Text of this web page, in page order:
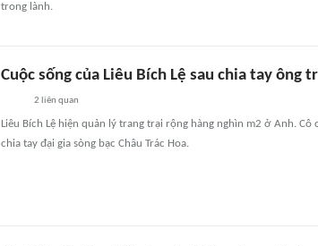
trong lành.
Cuộc sống của Liêu Bích Lệ sau chia tay ông
2 liên quan
Liêu Bích Lệ hiện quản lý trang trại rộng hàng nghìn m2 ở Anh. Cô
chia tay đại gia sòng bạc Châu Trác Hoa.